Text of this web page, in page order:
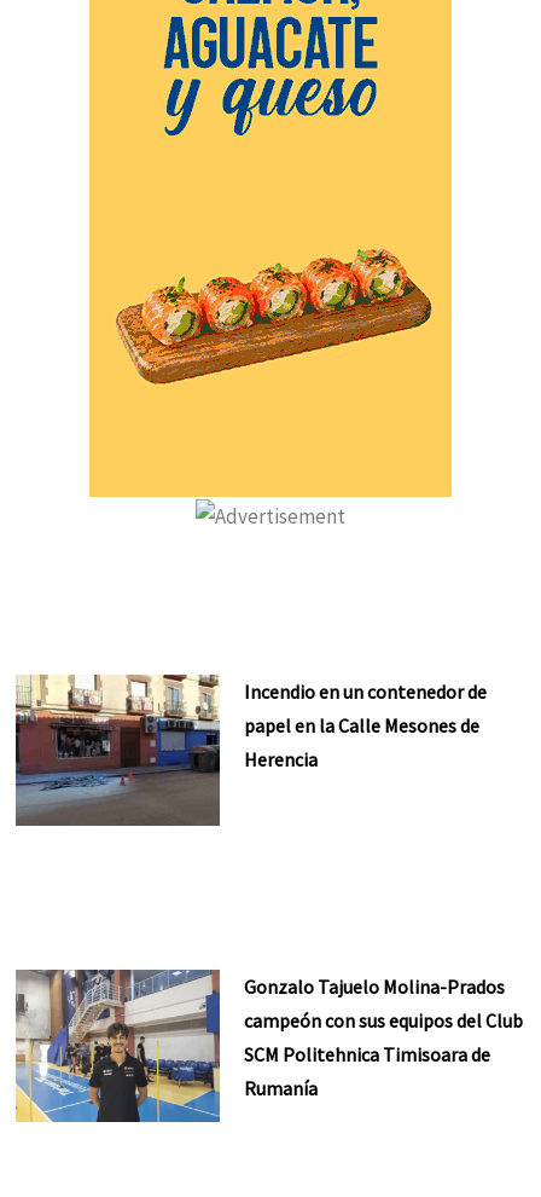
Incendio en un contenedor de
papel en la Calle Mesones de
Herencia
Gonzalo Tajuelo Molina-Prados
campeón con sus equipos del Club
SCM Politehnica Timisoara de
Rumanía